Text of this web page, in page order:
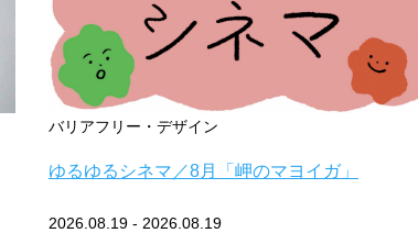
バリアフリー・デザイン
ゆるゆるシネマ／8月「岬のマヨイガ」
2026.08.19 - 2026.08.19